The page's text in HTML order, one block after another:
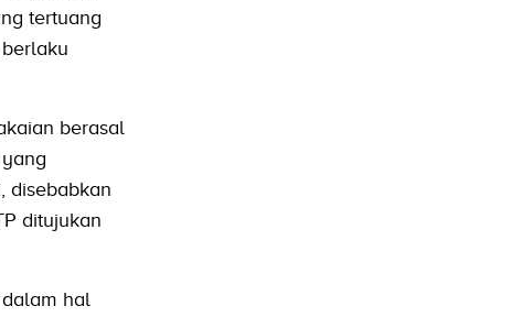
tertuang
berasal
disebabkan
ditujukan
hal